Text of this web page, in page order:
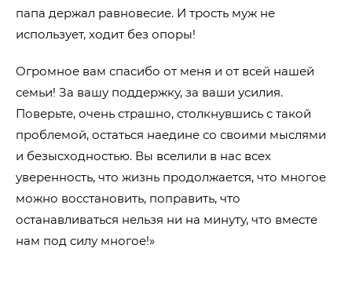
папа держал равновесие. И трость муж не
использует, ходит без опоры!
Огромное вам спасибо от меня и от всей нашей
семьи! За вашу поддержку, за ваши усилия.
Поверьте, очень страшно, столкнувшись с такой
проблемой, остаться наедине со своими мыслями
и безысходностью. Вы вселили в нас всех
уверенность, что жизнь продолжается, что многое
можно восстановить, поправить, что
останавливаться нельзя ни на минуту, что вместе
нам под силу многое!»